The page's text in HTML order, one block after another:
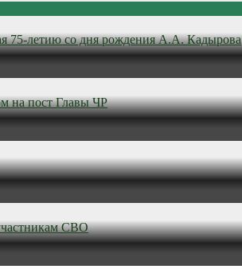
75-летию со дня рождения А.А. Кадырова
на пост Главы ЧР
СВО